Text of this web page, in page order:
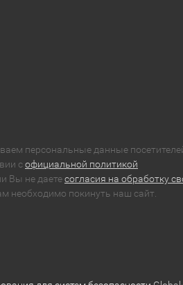
персональные данные
софициальной политикой
Вы не даетесогласия на обработку
необходимо покинуть наш сайт.